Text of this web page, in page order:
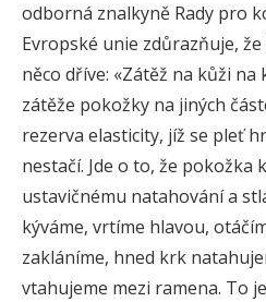
odborná znalkyně Rady pro
Evropské unie zdůrazňuje,
něco dříve: «Zátěž na kůži
zátěže pokožky na jiných
rezerva elasticity, jíž se pleť
nestačí. Jde o to, že pokožka
ustavičnému natahování a
kýváme, vrtíme hlavou,
zakláníme, hned krk
vtahujeme mezi ramena. To